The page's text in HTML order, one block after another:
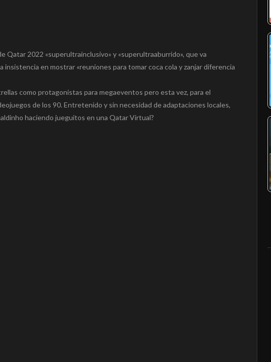
Qatar 2022 «superultrainclusivo» y «superultraaburrido», que va
en mostrar «reuniones para tomar coca cola y zanjar diferencia
como protagonistas para megaeventos pero esta vez, para el
de los 90. Entretenido y sin necesidad de adaptaciones locales,
haciendo jueguitos en una Qatar Virtual?